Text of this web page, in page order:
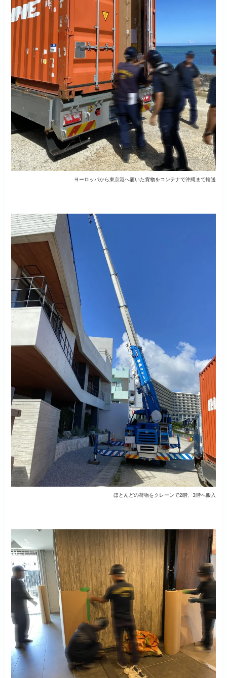
ヨーロッパから東京港へ届いた貨物をコンテナで沖縄まで輸送
ほとんどの荷物をクレーンで2階、3階へ搬入